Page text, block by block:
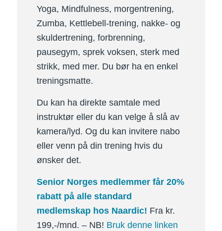
Yoga, Mindfulness, morgentrening,
Zumba, Kettlebell-trening, nakke- og
skuldertrening, forbrenning,
pausegym, sprek voksen, sterk med
strikk, med mer. Du bør ha en enkel
treningsmatte.
Du kan ha direkte samtale med
instruktør eller du kan velge å slå av
kamera/lyd. Og du kan invitere nabo
eller venn på din trening hvis du
ønsker det.
Senior Norges medlemmer får 20%
rabatt på alle standard
medlemskap hos Naardic! Fra kr.
199,-/mnd. – NB! Bruk denne linken